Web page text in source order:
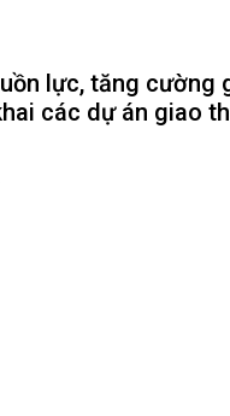
lực, tăng cường
các dự án giao